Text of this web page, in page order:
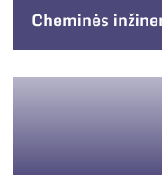
Cheminės